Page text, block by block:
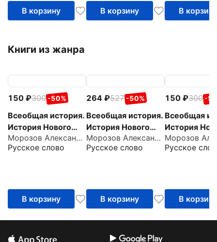
В корзину В корзину В корзину
Книги из жанра
150 300 -50%
Всеобщая история.
История Нового
времени. XIХ-ХХ
века. 9 класс.
Морозов Александр Яковлевич
Русское слово
В корзину
264 527 -50%
Всеобщая история.
История Нового
времени. XIX- XX
век. 9 класс. Атлас
Морозов Александр Юрьевич
Русское слово
В корзину
150 300 -
Всеобщая
История
времени.
8 класс.
Русское
В корзину